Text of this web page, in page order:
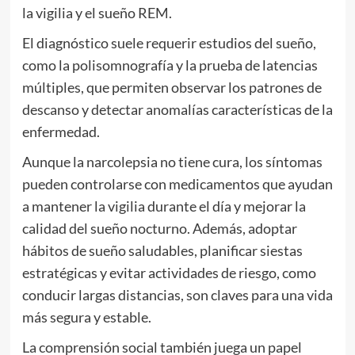
la vigilia y el sueño REM.
El diagnóstico suele requerir estudios del sueño,
como la polisomnografía y la prueba de latencias
múltiples, que permiten observar los patrones de
descanso y detectar anomalías características de la
enfermedad.
Aunque la narcolepsia no tiene cura, los síntomas
pueden controlarse con medicamentos que ayudan
a mantener la vigilia durante el día y mejorar la
calidad del sueño nocturno. Además, adoptar
hábitos de sueño saludables, planificar siestas
estratégicas y evitar actividades de riesgo, como
conducir largas distancias, son claves para una vida
más segura y estable.
La comprensión social también juega un papel